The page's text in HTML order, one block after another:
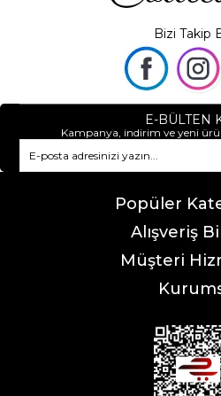
Bizi Takip
E-BÜLTEN
Kampanya, indirim ve yeni
Popüler
Alışveriş
Müşteri